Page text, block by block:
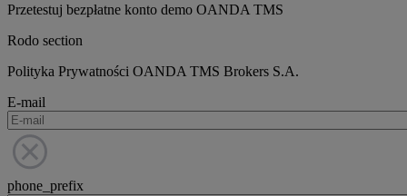
Przetestuj bezpłatne konto demo OANDA TMS
Rodo section
Polityka Prywatności OANDA TMS Brokers S.A.
E-mail
phone_prefix